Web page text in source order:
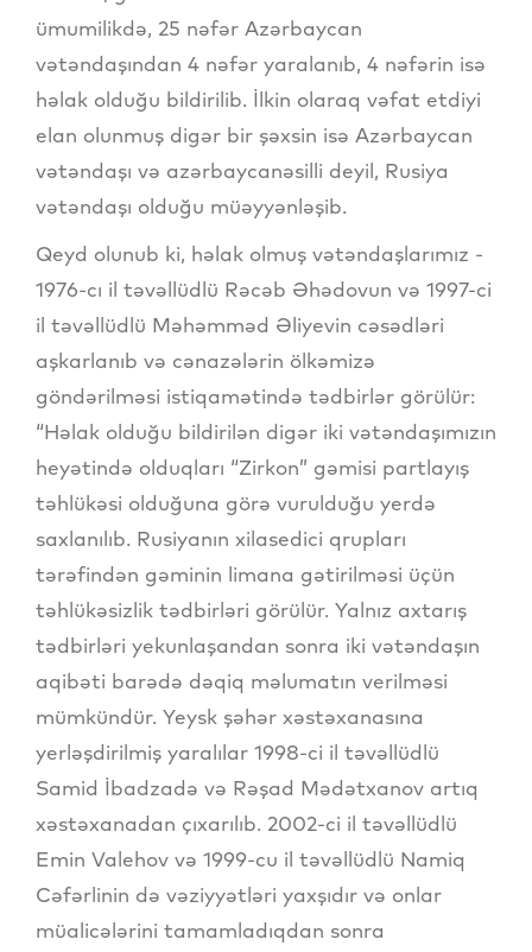
ümumilikdə, 25 nəfər Azərbaycan
vətəndaşından 4 nəfər yaralanıb, 4 nəfərin isə
həlak olduğu bildirilib. İlkin olaraq vəfat etdiyi
elan olunmuş digər bir şəxsin isə Azərbaycan
vətəndaşı və azərbaycanəsilli deyil, Rusiya
vətəndaşı olduğu müəyyənləşib.
Qeyd olunub ki, həlak olmuş vətəndaşlarımız -
1976-cı il təvəllüdlü Rəcəb Əhədovun və 1997-ci
il təvəllüdlü Məhəmməd Əliyevin cəsədləri
aşkarlanıb və cənazələrin ölkəmizə
göndərilməsi istiqamətində tədbirlər görülür:
“Həlak olduğu bildirilən digər iki vətəndaşımızın
heyətində olduqları “Zirkon” gəmisi partlayış
təhlükəsi olduğuna görə vurulduğu yerdə
saxlanılıb. Rusiyanın xilasedici qrupları
tərəfindən gəminin limana gətirilməsi üçün
təhlükəsizlik tədbirləri görülür. Yalnız axtarış
tədbirləri yekunlaşandan sonra iki vətəndaşın
aqibəti barədə dəqiq məlumatın verilməsi
mümkündür. Yeysk şəhər xəstəxanasına
yerləşdirilmiş yaralılar 1998-ci il təvəllüdlü
Samid İbadzadə və Rəşad Mədətxanov artıq
xəstəxanadan çıxarılıb. 2002-ci il təvəllüdlü
Emin Valehov və 1999-cu il təvəllüdlü Namiq
Cəfərlinin də vəziyyətləri yaxşıdır və onlar
müalicələrini tamamladıqdan sonra